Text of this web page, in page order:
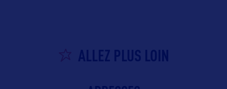
ALLEZ PLUS LOIN